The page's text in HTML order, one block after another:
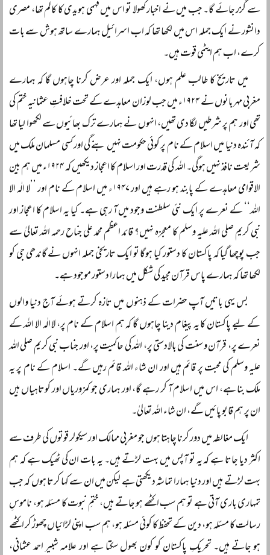
سے گزر جائے گا۔ جب میں نے اخبار کھولا تو اس میں فہمی ہویدی کا کالم تھا، مصری
دانشور نے ایک جملہ اس میں لکھا تھا کہ اب اسرائیل ہمارے ساتھ ہوش سے بات
کرے، اب ہم ایٹمی قوت ہیں۔
میں تاریخ کا طالب علم ہوں، ایک جملہ اور عرض کرنا چاہوں گا کہ ہمارے
مغربی مہربانوں نے ۱۹۲۴ء میں جب لوزان معاہدے کے تحت خلافتِ عثمانیہ ختم کی
تھی اور ہم پر شرطیں لگا دی تھیں، انہوں نے ہمارے ترک بھائیوں سے لکھوا لیا تھا
کہ آئندہ دنیا میں اسلام کے نام پر کوئی حکومت نہیں بنے گی اور کسی مسلمان ملک میں
شریعت نافذ نہیں ہوگی۔ اللہ کی قدرت اور اسلام کا اعجاز دیکھیں کہ ۱۹۲۴ء میں ہم بین
الاقوامی معاہدے کے پابند ہو رہے ہیں اور ۱۹۴۷ء میں اسلام کے نام اور ’’لا الٰہ الا
اللہ‘‘ کے نعرے پر ایک نئی سلطنت وجود میں آ رہی ہے۔ کیا یہ اسلام کا اعجاز اور
نبی کریم صلی اللہ علیہ وسلم کا معجزہ نہیں؟ قائد اعظم محمد علی جناح رحمہ اللہ تعالیٰ سے
جب پوچھا گیا کہ پاکستان کا دستور کیا ہوگا تو ایک تاریخی جملہ انہوں نے گاندھی جی کو
لکھا تھا کہ ہمارے پاس قرآن مجید کی شکل میں ہمارا دستور موجود ہے۔
بس یہی باتیں آپ حضرات کے ذہنوں میں تازہ کرتے ہوئے آج دنیا والوں
کے لیے پاکستان کا یہ پیغام دینا چاہوں گا کہ ہم اسلام کے نام پر، لا الٰہ الا اللہ کے
نعرے پر، قرآن و سنت کی بالادستی پر، اللہ کی حاکمیت پر، اور جناب نبی کریم صلی اللہ
علیہ وسلم کی محبت پر قائم ہیں اور ان شاء اللہ قائم رہیں گے۔ اسلام کے نام پر یہ
ملک بنا ہے، اس میں اسلام آ کر رہے گا، اور ہماری جو کمزوریاں اور کوتاہیاں ہیں
ان پر ہم قابو پائیں گے، ان شاء اللہ تعالیٰ۔
ایک مغالطہ میں دور کرنا چاہتا ہوں جو مغربی ممالک اور سیکولر قوتوں کی طرف سے
اکثر دیا جاتا ہے کہ یہ تو آپس میں بہت لڑتے ہیں۔ یہ بات ان کی ٹھیک ہے کہ ہم
بہت لڑتے ہیں اور دنیا ہمارا تماشہ دیکھتی ہے لیکن میں ان سے کہا کرتا ہوں کہ جب
تمہاری باری آتی ہے تو ہم سب اکٹھے ہو جاتے ہیں، ختمِ نبوت کا مسئلہ ہو، ناموسِ
رسالت کا مسئلہ ہو، دین کے تحفظ کا کوئی مسئلہ ہو، ہم سب اپنی لڑائیاں چھوڑ کر اکٹھے
ہو جاتے ہیں۔ تحریکِ پاکستان کو کون بھول سکتا ہے اور علامہ شبیر احمد عثمانی،